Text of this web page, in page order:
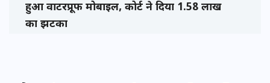
हुआ वाटरप्रूफ मोबाइल, कोर्ट ने दिया 1.58 लाख
का झटका